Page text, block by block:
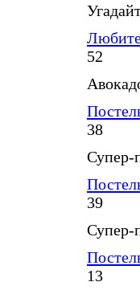
52
38
Супер-
39
Супер-
13